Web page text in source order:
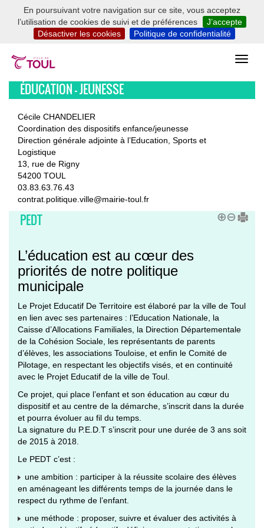
En poursuivant votre navigation sur ce site, vous acceptez
l’utilisation de cookies de suivi et de préférences
J’accepte
Désactiver les cookies
Politique de confidentialité
ÉDUCATION - JEUNESSE
Cécile CHANDELIER
Coordination des dispositifs enfance/jeunesse
Direction générale adjointe à l’Education, Sports et
Logistique
13, rue de Rigny
54200 TOUL
03.83.63.76.43
contrat.politique.ville@mairie-toul.fr
PEDT
L’éducation est au cœur des
priorités de notre politique
municipale
Le Projet Educatif De Territoire est élaboré par la ville de Toul
en lien avec ses partenaires : l’Education Nationale, la
Caisse d’Allocations Familiales, la Direction Départementale
de la Cohésion Sociale, les représentants de parents
d’élèves, les associations Touloise, et enfin le Comité de
Pilotage, en respectant les objectifs visés, et en continuité
avec le Projet Educatif de la ville de Toul.
Ce projet, qui place l’enfant et son éducation au cœur du
dispositif et au centre de la démarche, s’inscrit dans la durée
et pourra évoluer au fil du temps.
La signature du P.E.D.T s’inscrit pour une durée de 3 ans soit
de 2015 à 2018.
Le PEDT c’est :
une ambition : participer à la réussite scolaire des élèves
en aménageant les différents temps de la journée dans le
respect du rythme de l’enfant.
une méthode : proposer, suivre et évaluer des activités à